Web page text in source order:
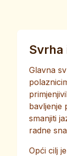
Svrha
Glavna
bavljenje
smanjiti
radne
Opći cilj